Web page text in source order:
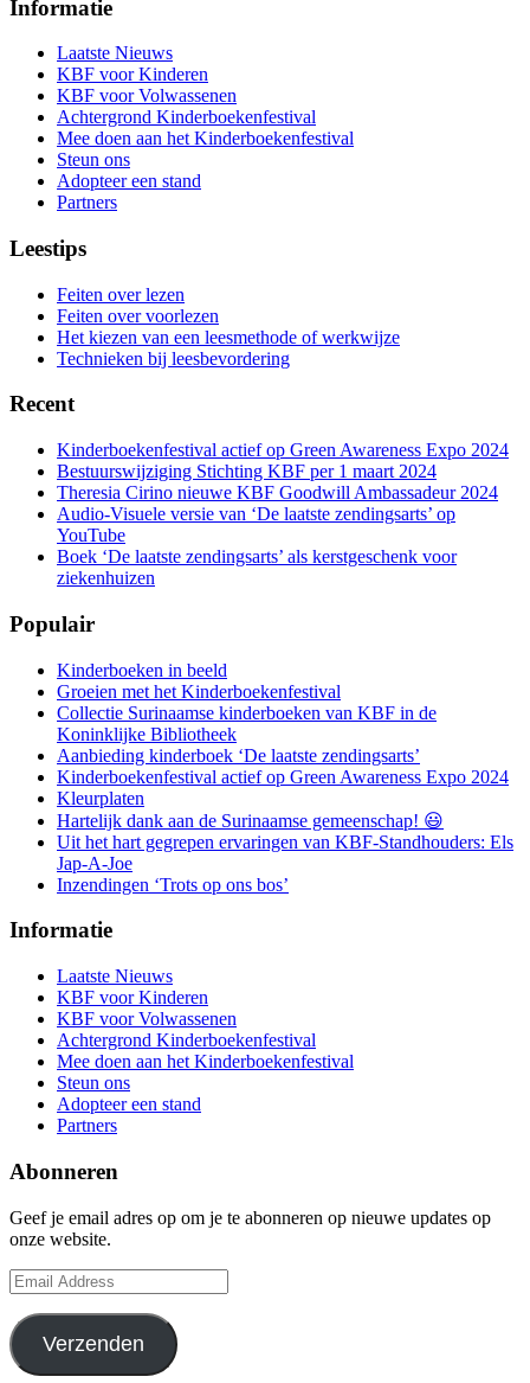
Informatie
Laatste Nieuws
KBF voor Kinderen
KBF voor Volwassenen
Achtergrond Kinderboekenfestival
Mee doen aan het Kinderboekenfestival
Steun ons
Adopteer een stand
Partners
Leestips
Feiten over lezen
Feiten over voorlezen
Het kiezen van een leesmethode of werkwijze
Technieken bij leesbevordering
Recent
Kinderboekenfestival actief op Green Awareness Expo 2024
Bestuurswijziging Stichting KBF per 1 maart 2024
Theresia Cirino nieuwe KBF Goodwill Ambassadeur 2024
Audio-Visuele versie van ‘De laatste zendingsarts’ op
YouTube
Boek ‘De laatste zendingsarts’ als kerstgeschenk voor
ziekenhuizen
Populair
Kinderboeken in beeld
Groeien met het Kinderboekenfestival
Collectie Surinaamse kinderboeken van KBF in de
Koninklijke Bibliotheek
Aanbieding kinderboek ‘De laatste zendingsarts’
Kinderboekenfestival actief op Green Awareness Expo 2024
Kleurplaten
Hartelijk dank aan de Surinaamse gemeenschap! 😃
Uit het hart gegrepen ervaringen van KBF-Standhouders: Els
Jap-A-Joe
Inzendingen ‘Trots op ons bos’
Informatie
Laatste Nieuws
KBF voor Kinderen
KBF voor Volwassenen
Achtergrond Kinderboekenfestival
Mee doen aan het Kinderboekenfestival
Steun ons
Adopteer een stand
Partners
Abonneren
Geef je email adres op om je te abonneren op nieuwe updates op
onze website.
Email
Address
Verzenden